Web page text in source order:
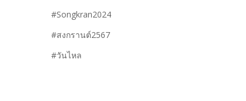
#Songkran2024
#สงกรานต์2567
#วันไหล